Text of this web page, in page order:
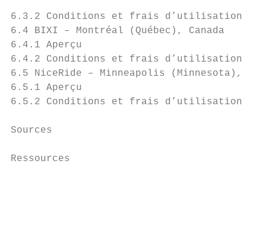
6.3.2 Conditions et frais d’utilisation
6.4 BIXI – Montréal (Québec), Canada
6.4.1 Aperçu
6.4.2 Conditions et frais
6.5 NiceRide – Minneapolis (Minnesota),
6.5.1 Aperçu
6.5.2 Conditions et frais d’utilisation
Sources
Ressources